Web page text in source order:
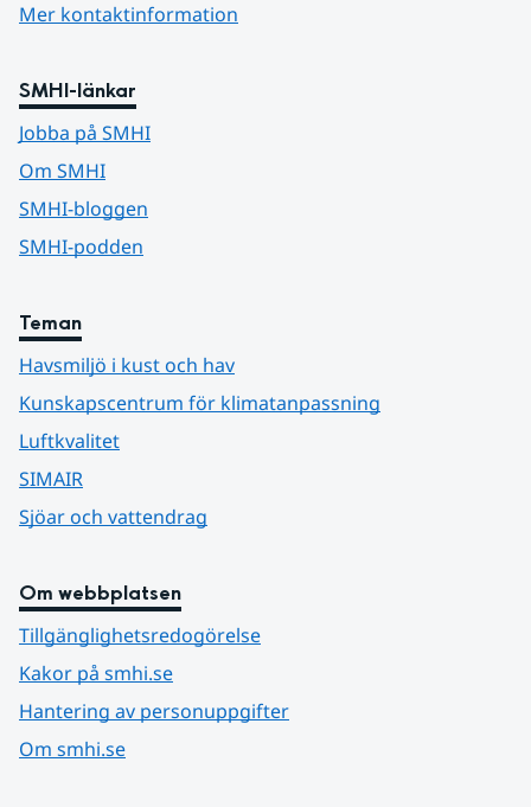
Mer kontaktinformation
SMHI-länkar
Jobba på SMHI
Om SMHI
SMHI-bloggen
SMHI-podden
Teman
Havsmiljö i kust och hav
Kunskapscentrum för klimatanpassning
Luftkvalitet
SIMAIR
Sjöar och vattendrag
Om webbplatsen
Tillgänglighetsredogörelse
Kakor på smhi.se
Hantering av personuppgifter
Om smhi.se